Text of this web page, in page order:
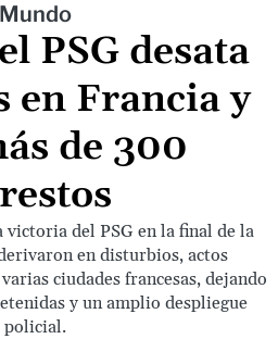
Mundo
PSG desata
en Francia y
de 300
victoria del PSG en la final de la
en disturbios, actos
ciudades francesas, dejando
y un amplio despliegue
policial.